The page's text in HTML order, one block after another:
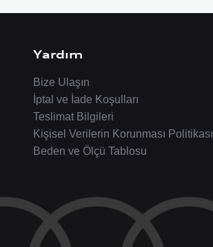
Yardım
Bize Ulaşın
İptal ve İade Koşulları
Teslimat Bilgileri
Kişisel Verilerin Korunması Politikası
Beden ve Ölçü Tablosu